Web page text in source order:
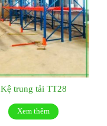
Kệ trung tải TT28
Xem thêm